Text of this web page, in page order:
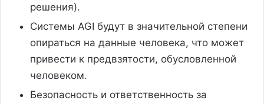
решения).
Системы AGI будут в значительной степени
опираться на данные человека, что может
привести к предвзятости, обусловленной
человеком.
Безопасность и ответственность за